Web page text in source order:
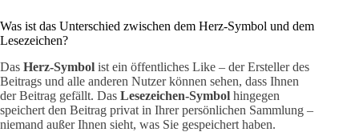
Was ist das Unterschied zwischen dem Herz-Symbol und dem
Lesezeichen?
Das Herz-Symbol ist ein öffentliches Like – der Ersteller des
Beitrags und alle anderen Nutzer können sehen, dass Ihnen
der Beitrag gefällt. Das Lesezeichen-Symbol hingegen
speichert den Beitrag privat in Ihrer persönlichen Sammlung –
niemand außer Ihnen sieht, was Sie gespeichert haben.